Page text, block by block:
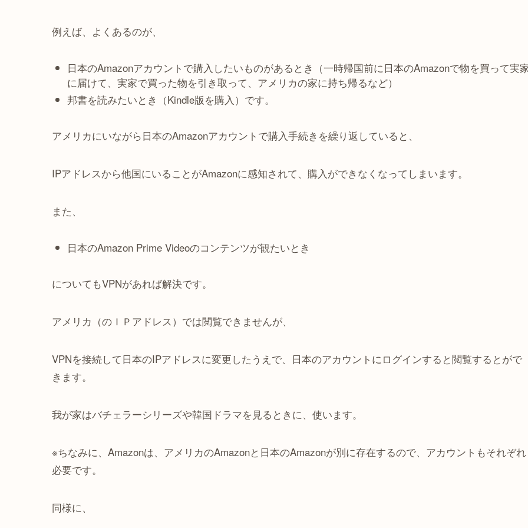
例えば、よくあるのが、
日本のAmazonアカウントで購入したいものがあるとき（一時帰国前に日本のAmazonで物を買って実
に届けて、実家で買った物を引き取って、アメリカの家に持ち帰るなど）
邦書を読みたいとき（Kindle版を購入）です。
アメリカにいながら日本のAmazonアカウントで購入手続きを繰り返していると、
IPアドレスから他国にいることがAmazonに感知されて、購入ができなくなってしまいます。
また、
日本のAmazon Prime Videoのコンテンツが観たいとき
についてもVPNがあれば解決です。
アメリカ（のＩＰアドレス）では閲覧できませんが、
VPNを接続して日本のIPアドレスに変更したうえで、日本のアカウントにログインすると閲覧するとがで
きます。
我が家はバチェラーシリーズや韓国ドラマを見るときに、使います。
※ちなみに、Amazonは、アメリカのAmazonと日本のAmazonが別に存在するので、アカウントもそれぞれ
必要です。
同様に、